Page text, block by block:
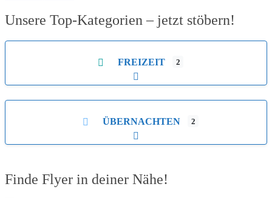
Unsere Top-Kategorien – jetzt stöbern!
FREIZEIT 2
Unterkategorien aufklappen
ÜBERNACHTEN 2
Unterkategorien aufklappen
Finde Flyer in deiner Nähe!